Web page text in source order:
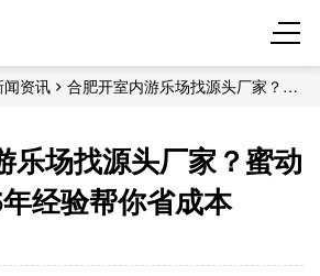
闻资讯
合肥开室内游乐场找源头厂家？蜜
乐场找源头厂家？蜜动
经验帮你省成本